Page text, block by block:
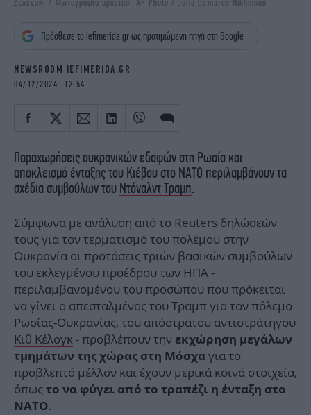
iBOOKS
ΖΩΔΙΑ
OSCARS
NEWSLETTER
Ζελένσκι / Φωτογραφία αρχείου: AP Photo / Julia Demaree Nikhinson
Πρόσθεσε το iefimerida.gr ως προτιμώμενη πηγή στη Google
NEWSROOM IEFIMERIDA.GR
04/12/2024 12:54
Παραχωρήσεις ουκρανικών εδαφών στη Ρωσία και
αποκλεισμό ένταξης του Κιέβου στο ΝΑΤΟ περιλαμβάνουν τα
σχέδια συμβούλων του Ντόναλντ Τραμπ.
Σύμφωνα με ανάλυση από το Reuters δηλώσεών
τους για τον τερματισμό του πολέμου στην
Ουκρανία οι προτάσεις τριών βασικών συμβούλων
του εκλεγμένου προέδρου των ΗΠΑ -
περιλαμβανομένου του προσώπου που πρόκειται
να γίνει ο απεσταλμένος του Τραμπ για τον πόλεμο
Ρωσίας-Ουκρανίας, του απόστρατου αντιστράτηγου
Κιθ Κέλογκ - προβλέπουν την εκχώρηση μεγάλων
τμημάτων της χώρας στη Μόσχα για το
προβλεπτό μέλλον και έχουν μερικά κοινά στοιχεία,
όπως το να φύγει από το τραπέζι η ένταξη στο
ΝΑΤΟ.